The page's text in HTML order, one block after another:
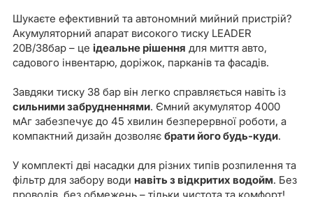
Шукаєте ефективний та автономний мийний пристрій?
Акумуляторний апарат високого тиску LEADER
20В/38бар – це ідеальне рішення для миття авто,
садового інвентарю, доріжок, парканів та фасадів.
Завдяки тиску 38 бар він легко справляється навіть із
сильними забрудненнями. Ємний акумулятор 4000
мАг забезпечує до 45 хвилин безперервної роботи, а
компактний дизайн дозволяє брати його будь-куди.
У комплекті дві насадки для різних типів розпилення та
фільтр для забору води навіть з відкритих водойм. Без